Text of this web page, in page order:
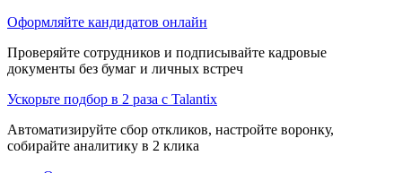
Оформляйте кандидатов онлайн
Проверяйте сотрудников и подписывайте кадровые
документы без бумаг и личных встреч
Ускорьте подбор в 2 раза с Talantix
Автоматизируйте сбор откликов, настройте воронку,
собирайте аналитику в 2 клика